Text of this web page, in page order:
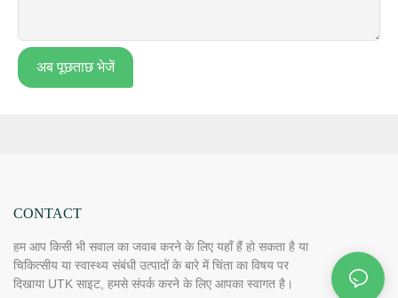
अब पूछताछ भेजें
CONTACT
हम आप किसी भी सवाल का जवाब करने के लिए यहाँ हैं हो सकता है या
चिकित्सीय या स्वास्थ्य संबंधी उत्पादों के बारे में चिंता का विषय पर
दिखाया UTK साइट, हमसे संपर्क करने के लिए आपका स्वागत है।